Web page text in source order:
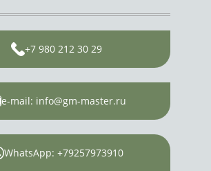
+7 980 212 30 29
e-mail: info@gm-master.ru
WhatsApp: +79257973910